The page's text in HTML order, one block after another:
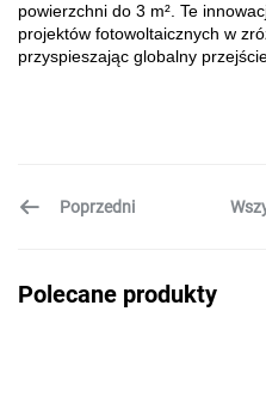
powierzchni do 3 m². Te
projektów fotowoltaicznych w
przyspieszając globalny
Poprzedni
Polecane produkty